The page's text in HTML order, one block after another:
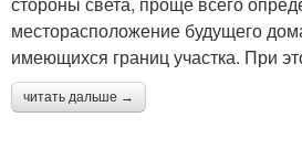
месторасположение будущего
имеющихся границ участка. При
читать дальше →